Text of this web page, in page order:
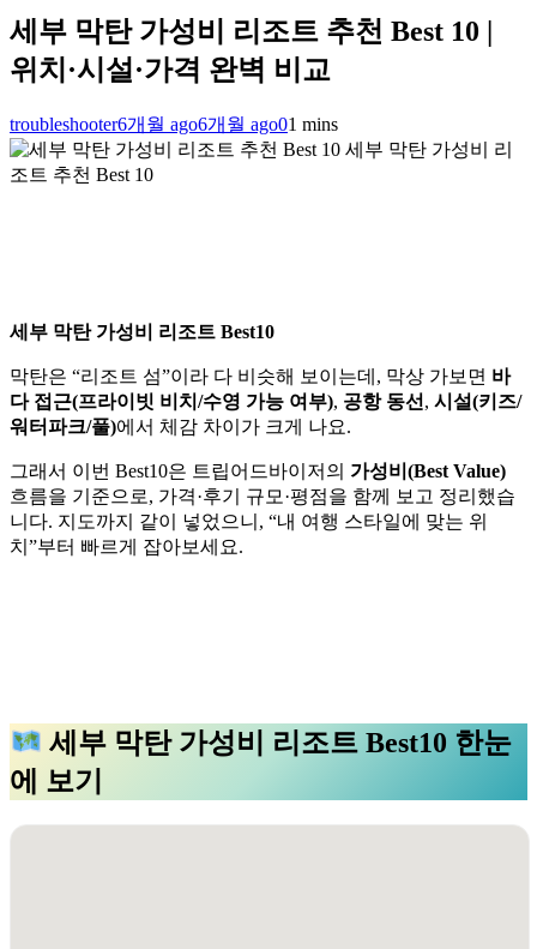
세부 막탄 가성비 리조트 추천 Best 10 |
위치·시설·가격 완벽 비교
troubleshooter6개월 ago6개월 ago01 mins
세부 막탄 가성비 리
조트 추천 Best 10
세부 막탄 가성비 리조트 Best10
막탄은 “리조트 섬”이라 다 비슷해 보이는데, 막상 가보면 바
다 접근(프라이빗 비치/수영 가능 여부), 공항 동선 , 시설(키즈/
워터파크/풀)에서 체감 차이가 크게 나요.
그래서 이번 Best10은 트립어드바이저의 가성비(Best Value)
흐름을 기준으로, 가격·후기 규모·평점을 함께 보고 정리했습
니다. 지도까지 같이 넣었으니, “내 여행 스타일에 맞는 위
치”부터 빠르게 잡아보세요.
세부 막탄 가성비 리조트 Best10 한눈
에 보기